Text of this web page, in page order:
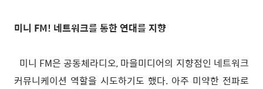
미니 FM! 네트워크를 통한 연대를 지향
미니 FM은 공동체라디오, 마을미디어의 지향점인 네트워크
커뮤니케이션 역할을 시도하기도 했다. 아주 미약한 전파로